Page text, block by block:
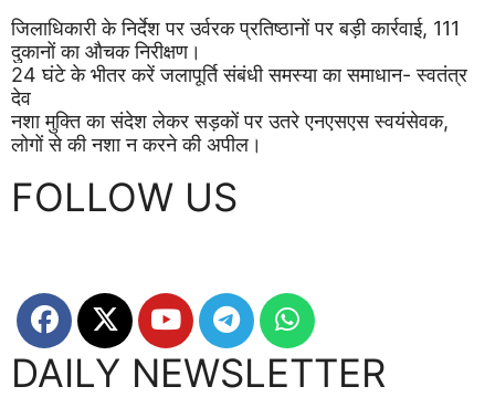
जिलाधिकारी के निर्देश पर उर्वरक प्रतिष्ठानों पर बड़ी कार्रवाई, 111
दुकानों का औचक निरीक्षण।
24 घंटे के भीतर करें जलापूर्ति संबंधी समस्या का समाधान- स्वतंत्र
देव
नशा मुक्ति का संदेश लेकर सड़कों पर उतरे एनएसएस स्वयंसेवक,
लोगों से की नशा न करने की अपील।
FOLLOW US
DAILY NEWSLETTER